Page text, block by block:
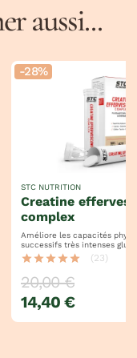
aussi...
au panier
-28%
creatine effervescent
complex
STC NUTRITION
Améliore les capacités physiques
successifs très intenses glutamine +
arginine + taurine + caféine
star star star star star (23)
20,00 €
14,40 €